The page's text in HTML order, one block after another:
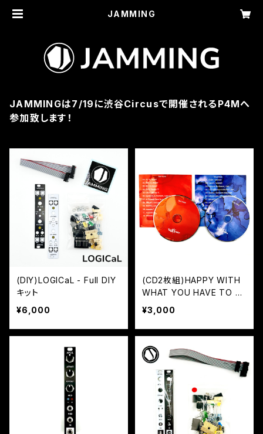
JAMMING
JAMMINGは7/19に渋谷Circusで開催されるP4Mへ
参加致します！
(DIY)LOGICaL - Full DIY
キット
¥6,000
(CD2枚組)HAPPY WITH
WHAT YOU HAVE TO BE
UNHAPPY WITH (Red/Bl
ue)
¥3,000